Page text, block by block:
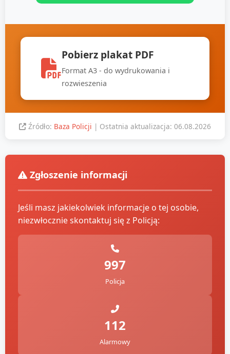
Pobierz plakat PDF
Format A3 - do wydrukowania i
rozwieszenia
Źródło: Baza Policji | Ostatnia aktualizacja: 06.08.2026
Zgłoszenie informacji
Jeśli masz jakiekolwiek informacje o tej osobie,
niezwłocznie skontaktuj się z Policją:
997
Policja
112
Alarmowy